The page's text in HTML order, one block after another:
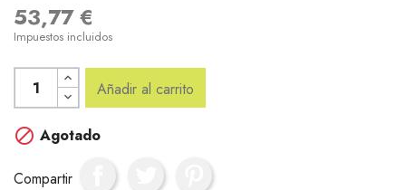
53,77 €
Impuestos incluidos
Añadir al carrito
 Agotado
Compartir